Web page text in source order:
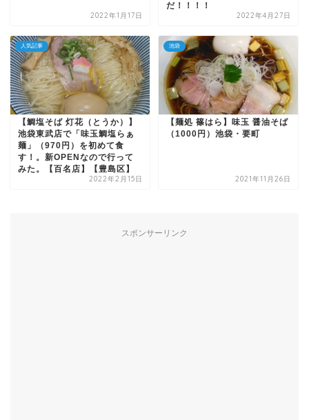
2022年1月17日
だ！！！！
2022年4月27日
人気記事
【鯛塩そば 灯花（とうか）】
池袋東武店で「味玉鯛塩らぁ
麺」（970円）を初めて食
す！。新OPENなので行って
みた。【百名店】【豊島区】
2022年2月15日
池袋
【麺処 篠はら】味玉 醤油そば
（1000円）池袋・要町
2021年11月26日
スポンサーリンク